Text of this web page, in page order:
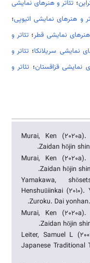
؛ تئاتر و هنرهای نمایشی
و هنرهای نمایشی اتیوپی؛
هنرهای نمایشی قطر؛ تئاتر و
نمایشی سریلانکا؛ تئاتر و
نمایشی قزاقستان؛ تئاتر و
Murai, Ken
Zaidan hōjin
Murai, Ken
Zaidan hōjin
Yamakawa,
Henshuūiinkai
Zuroku. Dai
Murai, Ken
Zaidan hōjin
Leiter, Samuel L
Japanese Traditional